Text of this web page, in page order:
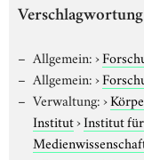
Verschlagwortung
Allgemein:›
Allgemein:›
Verwaltung:›
Institut›Institut